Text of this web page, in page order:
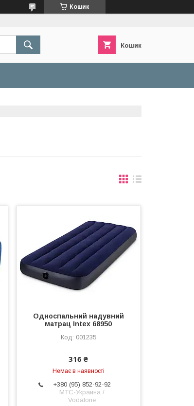
Кошик
Кошик
Односпальний надувний
матрац Intex 68950
001235
316 ₴
Немає в наявності
+380 (95) 852-92-92
МТС-Украина /
Vodafone